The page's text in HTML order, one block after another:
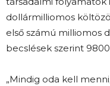
dollármilliomos
első számú milliomos
becslések szerint
„Mindig oda kell